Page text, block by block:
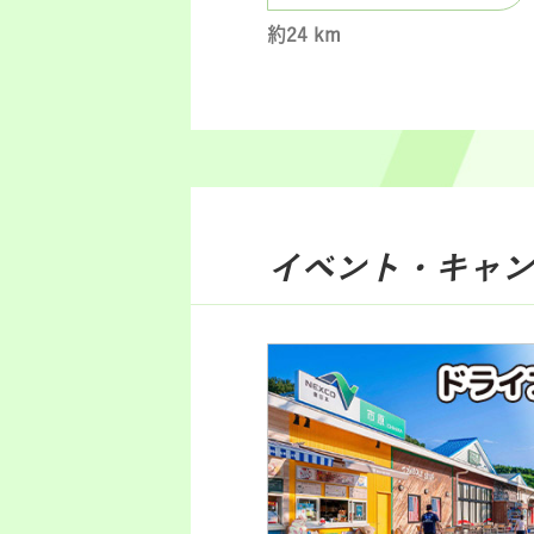
約24 km
イベント・キャ